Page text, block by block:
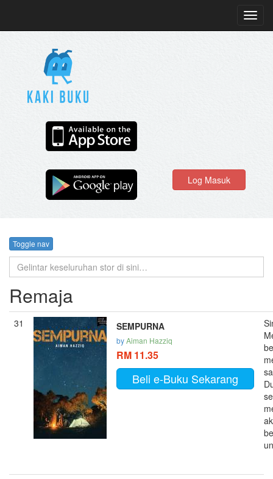
Log Masuk
Toggle nav
Remaja
31 SEMPURNA
byAiman Hazziq
RM 11.35
Beli e-Buku Sekarang